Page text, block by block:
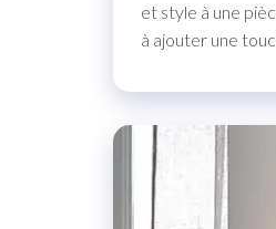
et style à une
à ajouter une